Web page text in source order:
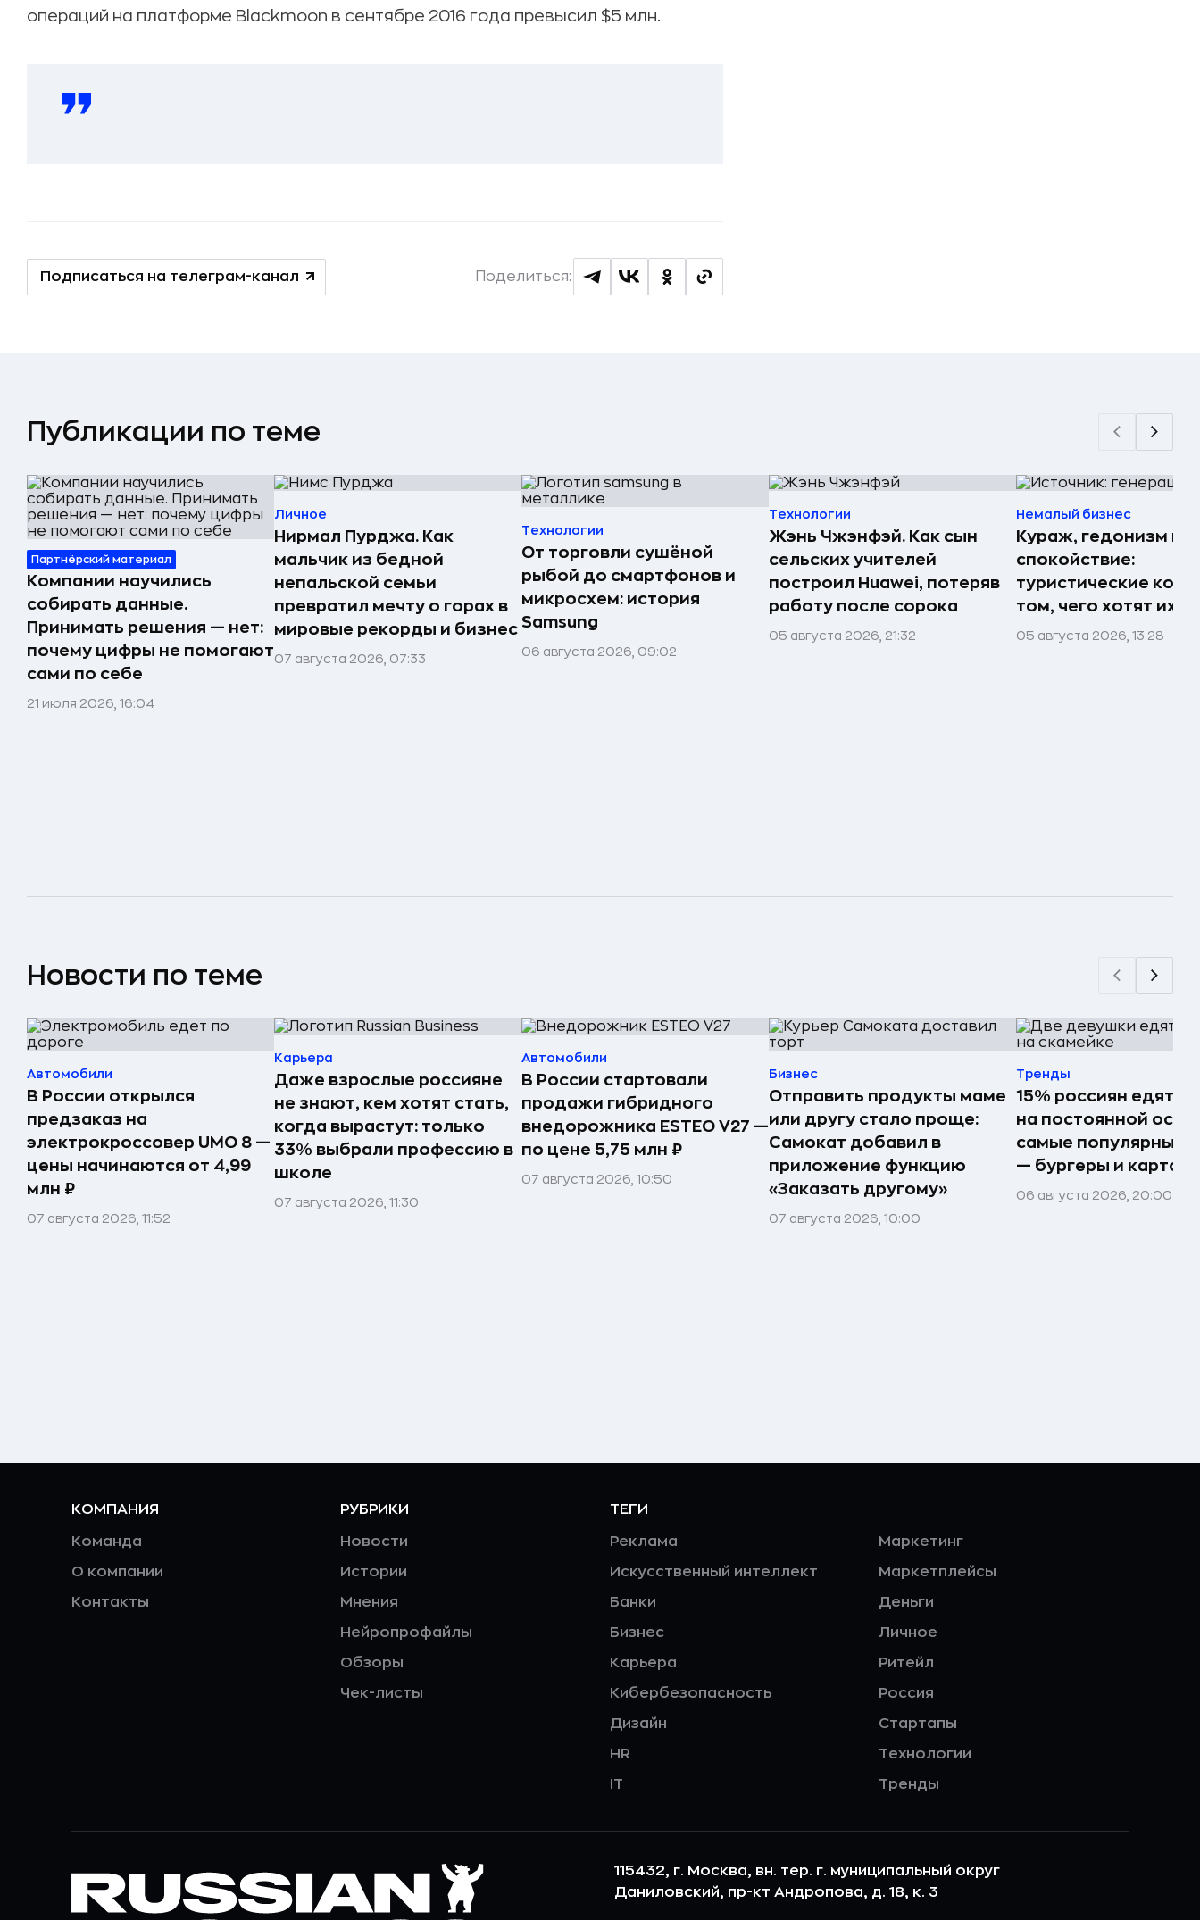
операций на платформе Blackmoon в сентябре 2016 года превысил $5 млн.
Подписаться на телеграм-канал Поделиться:
Публикации по теме
Партнёрский материал
Компании научились
собирать данные.
Принимать решения — нет:
почему цифры не помогают
сами по себе
21 июля 2026, 16:04
Личное
Нирмал Пурджа. Как
мальчик из бедной
непальской семьи
превратил мечту о горах в
мировые рекорды и бизнес
07 августа 2026, 07:33
Технологии
От торговли сушёной
рыбой до смартфонов и
микросхем: история
Samsung
06 августа 2026, 09:02
Технологии
Жэнь Чжэнфэй. Как сын
сельских учителей
построил Huawei, потеряв
работу после сорока
05 августа 2026, 21:32
Немалый бизнес
Кураж, гедонизм и
спокойствие:
туристические
том, чего хотят их
05 августа 2026, 13:28
Новости по теме
Автомобили
В России открылся
предзаказ на
электрокроссовер UMO 8 —
цены начинаются от 4,99
млн ₽
07 августа 2026, 11:52
Карьера
Даже взрослые россияне
не знают, кем хотят стать,
когда вырастут: только
33% выбрали профессию в
школе
07 августа 2026, 11:30
Автомобили
В России стартовали
продажи гибридного
внедорожника ESTEO V27 —
по цене 5,75 млн ₽
07 августа 2026, 10:50
Бизнес
Отправить продукты маме
или другу стало проще:
Самокат добавил в
приложение функцию
«Заказать другому»
07 августа 2026, 10:00
Тренды
15% россиян едят
на постоянной
самые популярные
— бургеры и
06 августа 2026, 20:00
КОМПАНИЯ
Команда
О компании
Контакты
РУБРИКИ
Новости
Истории
Мнения
Нейропрофайлы
Обзоры
Чек-листы
ТЕГИ
Реклама
Искусственный интеллект
Банки
Бизнес
Карьера
Кибербезопасность
Дизайн
HR
IT
Маркетинг
Маркетплейсы
Деньги
Личное
Ритейл
Россия
Стартапы
Технологии
Тренды
115432, г. Москва, вн. тер. г. муниципальный округ
Даниловский, пр-кт Андропова, д. 18, к. 3